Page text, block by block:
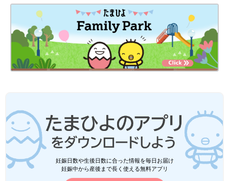
妊娠日数や生後日数に合った情報を毎日お届け
妊娠中から産後まで長く使える無料アプリ